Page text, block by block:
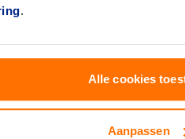
.
Alle cookies
Aanpassen